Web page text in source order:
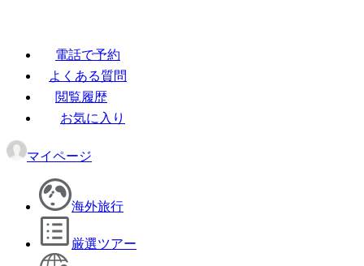
電話で予約
よくある質問
閲覧履歴
お気に入り
マイページ
海外旅行
厳選ツアー